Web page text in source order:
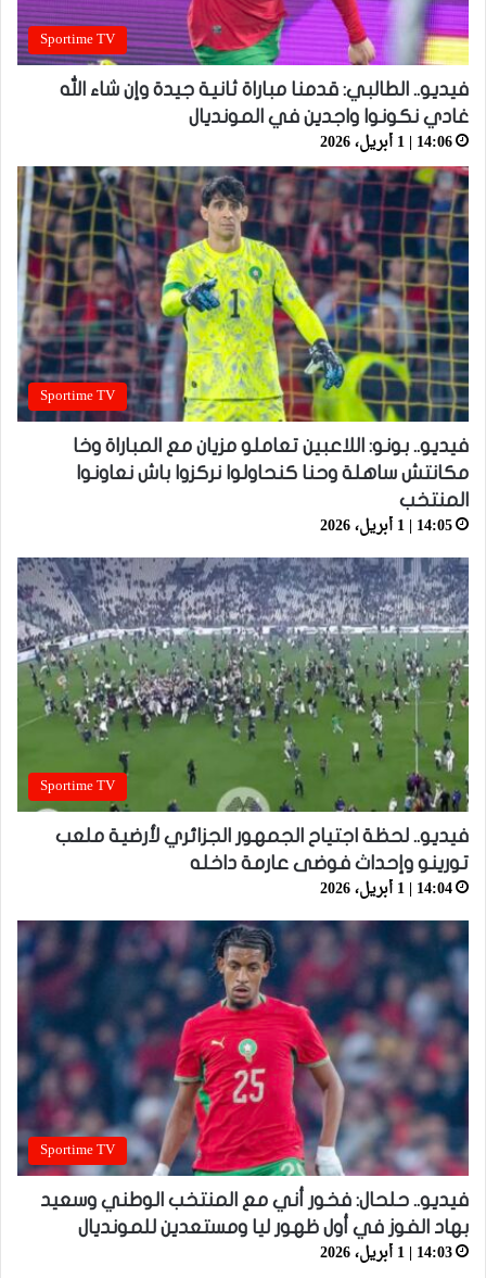
Sportime TV
فيديو.. الطالبي: قدمنا مباراة ثانية جيدة وإن شاء الله
غادي نكونوا واجدين في المونديال
14:06 | 1 أبريل، 2026
Sportime TV
فيديو.. بونو: اللاعبين تعاملو مزيان مع المباراة وخا
مكانتش ساهلة وحنا كنحاولوا نركزوا باش نعاونوا
المنتخب
14:05 | 1 أبريل، 2026
Sportime TV
فيديو.. لحظة اجتياح الجمهور الجزائري لأرضية ملعب
تورينو وإحداث فوضى عارمة داخله
14:04 | 1 أبريل، 2026
Sportime TV
فيديو.. حلحال: فخور أني مع المنتخب الوطني وسعيد
بهاد الفوز في أول ظهور ليا ومستعدين للمونديال
14:03 | 1 أبريل، 2026